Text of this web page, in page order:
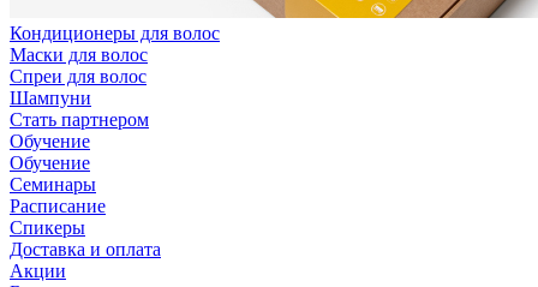
Кондиционеры для волос
Маски для волос
Спреи для волос
Шампуни
Стать партнером
Обучение
Обучение
Семинары
Расписание
Спикеры
Доставка и оплата
Акции